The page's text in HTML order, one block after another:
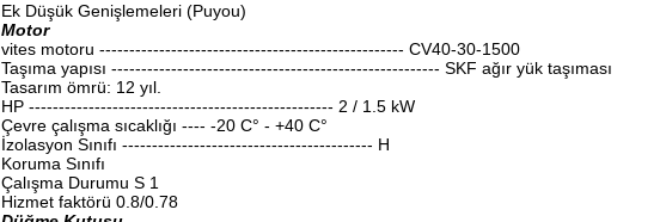
Ek Düşük Genişlemeleri (Puyou)
Motor
vites motoru --------------------------------------------------- CV40-30-1500
Taşıma yapısı ------------------------------------------------------- SKF ağır yük taşıması
Tasarım ömrü: 12 yıl.
HP --------------------------------------------------- 2 / 1.5 kW
Çevre çalışma sıcaklığı ---- -20 C° - +40 C°
İzolasyon Sınıfı ------------------------------------------ H
Koruma Sınıfı
Çalışma Durumu S 1
Hizmet faktörü 0.8/0.78